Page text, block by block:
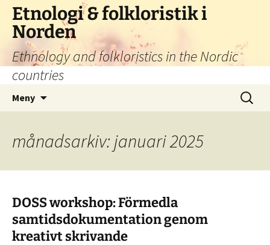
Hoppa
innehåll
Etnologi & folkloristik i
Norden
Ethnology and folkloristics in the Nordic
countries
Meny
Sök
efter:
månadsarkiv: januari 2025
DOSS workshop: Förmedla
samtidsdokumentation genom
kreativt skrivande